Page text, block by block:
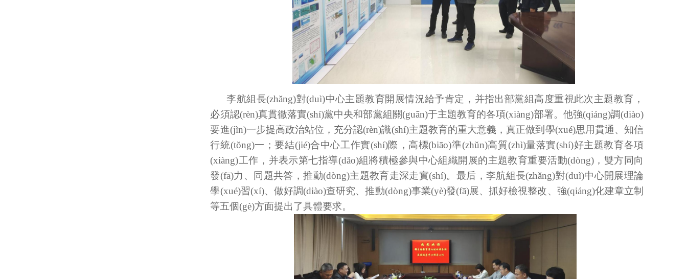
李航組長(zhǎng)對(duì)中心主題教育開展情況給予肯定，并指出部黨組高度重視此次主題教育，
必須認(rèn)真貫徹落實(shí)黨中央和部黨組關(guān)于主題教育的各項(xiàng)部署。他強(qiáng)調(diào)
要進(jìn)一步提高政治站位，充分認(rèn)識(shí)主題教育的重大意義，真正做到學(xué)思用貫通、知信
行統(tǒng)一；要結(jié)合中心工作實(shí)際，高標(biāo)準(zhǔn)高質(zhì)量落實(shí)好主題教育各項
(xiàng)工作，并表示第七指導(dǎo)組將積極參與中心組織開展的主題教育重要活動(dòng)，雙方同向
發(fā)力、同題共答，推動(dòng)主題教育走深走實(shí)。最后，李航組長(zhǎng)對(duì)中心開展理論
學(xué)習(xí)、做好調(diào)查研究、推動(dòng)事業(yè)發(fā)展、抓好檢視整改、強(qiáng)化建章立制
等五個(gè)方面提出了具體要求。